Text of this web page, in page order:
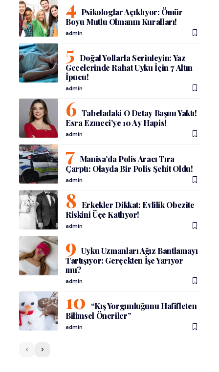
Psikologlar Açıklıyor: Ömür
Boyu Mutlu Olmanın Kuralları!
admin
Doğal Yollarla Serinleyin: Yaz
Gecelerinde Rahat Uyku İçin 7 Altın
İpucu!
admin
Tabeladaki O Detay Başını Yaktı!
Esra Ezmeci’ye 10 Ay Hapis!
admin
Manisa’da Polis Aracı Tıra
Çarptı: Olayda Bir Polis Şehit Oldu!
admin
Erkekler Dikkat: Evlilik Obezite
Riskini Üçe Katlıyor!
admin
Uyku Uzmanları Ağız Bantlamayı
Tartışıyor: Gerçekten İşe Yarıyor
mu?
admin
“Kış Yorgunluğunu Hafifleten
Bilimsel Öneriler”
admin